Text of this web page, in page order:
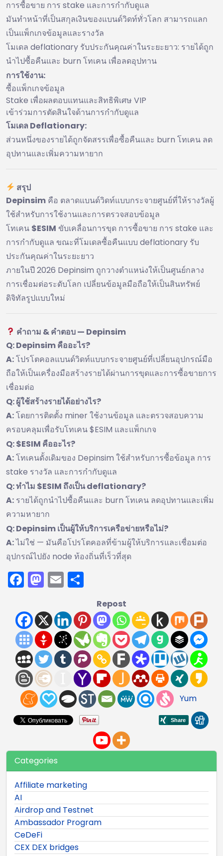
การซื้อขาย การ stake และการกำกับดูแล
มันทำหน้าที่เป็นสกุลเงินของแบนด์วิดท์ทั่วโลก สามารถแลก
เป็นแพ็กเกจข้อมูลและรางวัล
โมเดล deflationary รับประกันคุณค่าในระยะยาว: รายได้ถูก
นำไปซื้อคืนและ burn โทเคน เพื่อลดอุปทาน
การใช้งาน:
ซื้อแพ็กเกจข้อมูล
Stake เพื่อผลตอบแทนและสิทธิพิเศษ VIP
เข้าร่วมการตัดสินใจด้านการกำกับดูแล
โมเดล Deflationary:
ส่วนหนึ่งของรายได้ถูกจัดสรรเพื่อซื้อคืนและ burn โทเคน ลด
อุปทานและเพิ่มความหายาก
สรุป
Depinsim คือ ตลาดแบนด์วิดท์แบบกระจายศูนย์ที่ให้รางวัลผู้
ใช้สำหรับการใช้งานและการตรวจสอบข้อมูล
โทเคน $ESIM ขับเคลื่อนการขุด การซื้อขาย การ stake และ
การกำกับดูแล ขณะที่โมเดลซื้อคืนแบบ deflationary รับ
ประกันคุณค่าในระยะยาว
ภายในปี 2026 Depinsim ถูกวางตำแหน่งให้เป็นศูนย์กลาง
การเชื่อมต่อระดับโลก เปลี่ยนข้อมูลมือถือให้เป็นสินทรัพย์
ดิจิทัลรูปแบบใหม่
คำถาม & คำตอบ — Depinsim
Q: Depinsim คืออะไร?
A:โปรโตคอลแบนด์วิดท์แบบกระจายศูนย์ที่เปลี่ยนอุปกรณ์มือ
ถือให้เป็นเครื่องมือสร้างรายได้ผ่านการขุดและการซื้อขายการ
เชื่อมต่อ
Q: ผู้ใช้สร้างรายได้อย่างไร?
A:โดยการติดตั้ง miner ใช้งานข้อมูล และตรวจสอบความ
ครอบคลุมเพื่อรับโทเคน $ESIM และแพ็กเกจ
Q: $ESIM คืออะไร?
A:โทเคนดั้งเดิมของ Depinsim ใช้สำหรับการซื้อข้อมูล การ
stake รางวัล และการกำกับดูแล
Q: ทำไม $ESIM ถึงเป็น deflationary?
A: รายได้ถูกนำไปซื้อคืนและ burn โทเคน ลดอุปทานและเพิ่ม
ความหายาก
Q: Depinsim เป็นผู้ให้บริการเครือข่ายหรือไม่?
A:ไม่ใช่ — มันคือโปรโตคอลที่ข้ามผู้ให้บริการและเชื่อมต่อ
อุปกรณ์ไปยัง node ท้องถิ่นที่เร็วที่สุด
Facebook
Mastodon
Email
Repost
Yum
Categories
Affiliate marketing
AI
Airdrop and Testnet
Ambassador Program
CeDeFi
CEX DEX bridges